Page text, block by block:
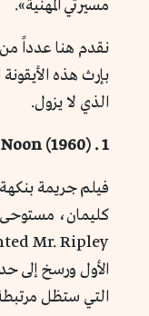
مسيرتي المهنية».
نقدم هنا عدداً
بإرث هذه
الذي لا يزول.
1 . Purple Noon (1960)
فيلم جريمة
الأول ورسخ إلى
التي ستظل مرتبطة